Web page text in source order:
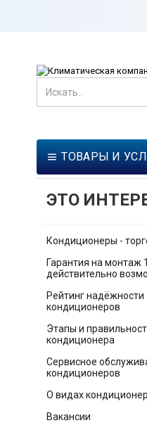
ТОВАРЫ И
ЭТО
Кондиционеры -
Гарантия на монтаж
действительно
Рейтинг надёжности
кондиционеров
Этапы и
кондиционера
Сервисное
кондиционеров
О видах
Вакансии